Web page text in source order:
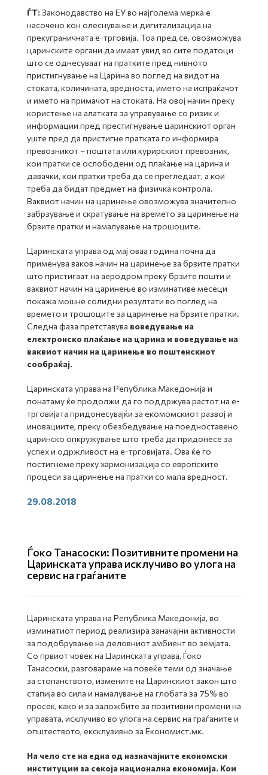
ЃТ: Законодавство на ЕУ во најголема мерка е
насочено кон олеснување и дигитализација на
прекуграничната е-трговија. Тоа пред се, овозможува
царинските органи да имаат увид во сите податоци
што се однесуваат на пратките пред нивното
пристигнување на Царина во поглед на видот на
стоката, количината, вредноста, името на испраќачот
и името на примачот на стоката. На овој начин преку
користење на алатката за управување со ризик и
информации пред престигнување царинскиот орган
уште пред да пристигне пратката го информира
превозникот – поштата или курирскиот превозник,
кои пратки се ослободени од плаќање на царина и
давачки, кои пратки треба да се прегледаат, а кои
треба да бидат предмет на физичка контрола.
Ваквиот начин на царинење овозможува значително
забрзување и скратување на времето за царинење на
брзите пратки и намалување на трошоците.
Царинската управа од мај оваа година почна да
применува ваков начин на царинење за брзите пратки
што пристигаат на аеродром преку брзите пошти и
ваквиот начин на царинење во изминативе месеци
покажа мошне солидни резултати во поглед на
времето и трошоците за царинење на брзите пратки.
Следна фаза претставува воведување на
електронско плаќање на царина и воведување на
ваквиот начин на царинење во поштенскиот
сообраќај.
Царинската управа на Република Македонија и
понатаму ќе продолжи да го поддржува растот на е-
трговијата придонесувајќи за екомомскиот развој и
иновациите, преку обезбедување на поедноставено
царинско опкружување што треба да придонесе за
успех и одржливост на е-трговијата. Ова ќе го
постигнеме преку хармонизација со европските
процеси за царинење на пратки со мала вредност.
29.08.2018
Ѓоко Танасоски: Позитивните промени на
Царинската управа исклучиво во улога на
сервис на граѓаните
Царинската управа на Република Македонија, во
изминатиот период реализира заначајни активности
за подобрување на деловниот амбиент во земјата.
Со првиот човек на Царинската управа, Ѓоко
Танасоски, разговараме на повеќе теми од значање
за стопанството, измените на Царинскиот закон што
стапија во сила и намалување на глобата за 75% во
просек, како и за заложбите за позитивни промени на
управата, исклучиво во улога на сервис на граѓаните и
општеството, ексклузивно за Економист.мк.
На чело сте на една од назначајните економски
институции за секоја национална економија. Кои